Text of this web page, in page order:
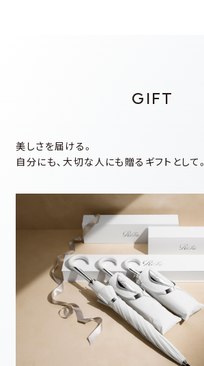
GIFT
美しさを届ける。
⾃分にも、⼤切な⼈にも贈るギフトとして。